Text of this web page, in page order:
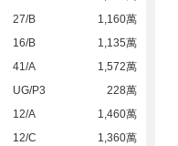
27/B
1,160萬
16/B
1,135萬
41/A
1,572萬
UG/P3
228萬
12/A
1,460萬
12/C
1,360萬